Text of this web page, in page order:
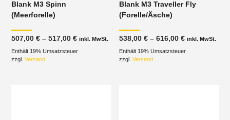
Blank M3 Spinn
(Meerforelle)
507,00€ –517,00€Preisspanne:
bis
inkl. MwSt.
Enthält 19% Umsatzsteuer
zzgl.Versand
Blank M3 Traveller Fly
(Forelle/Äsche)
538,00€ –616,00€
bis
inkl. MwSt.
Enthält 19% Umsatzsteuer
zzgl.Versand